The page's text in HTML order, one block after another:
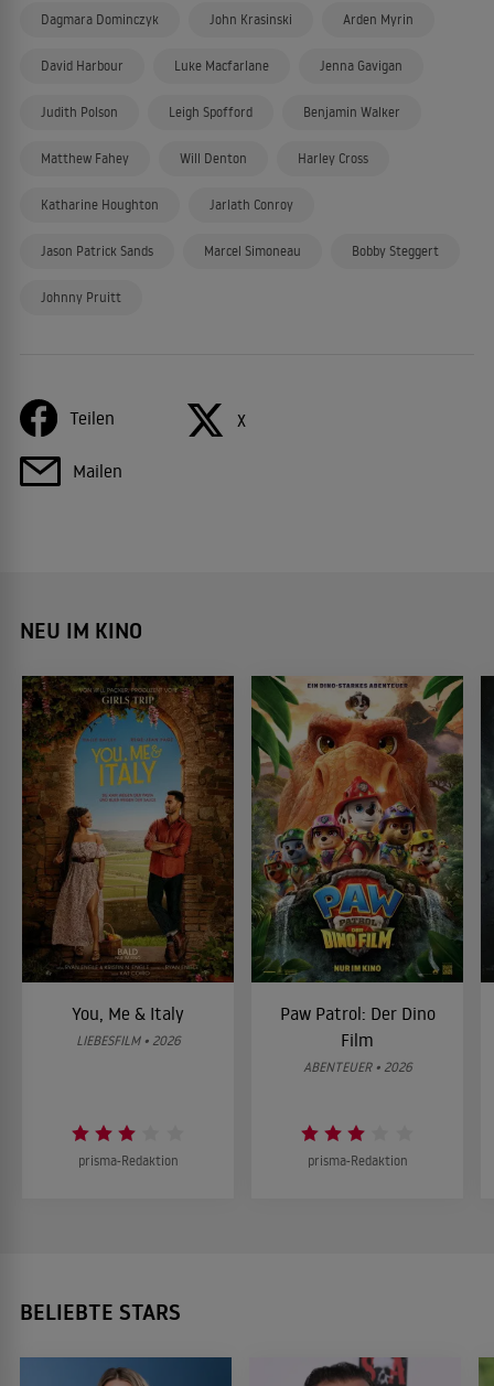
Dagmara Dominczyk John Krasinski Arden Myrin
David Harbour Luke Macfarlane Jenna Gavigan
Judith Polson Leigh Spofford Benjamin Walker
Matthew Fahey Will Denton Harley Cross
Katharine Houghton Jarlath Conroy
Jason Patrick Sands Marcel Simoneau Bobby Steggert
Johnny Pruitt
Teilen X
Mailen
NEU IM KINO
You, Me & Italy
LIEBESFILM • 2026
prisma-Redaktion
Paw Patrol: Der Dino
Film
ABENTEUER • 2026
prisma-Redaktion
BELIEBTE STARS